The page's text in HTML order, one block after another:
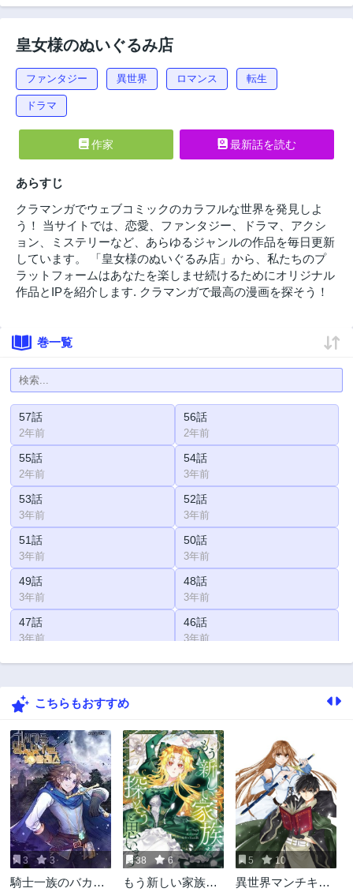
皇女様のぬいぐるみ店
ファンタジー 異世界 ロマンス 転生
ドラマ
作家 最新話を読む
あらすじ
クラマンガでウェブコミックのカラフルな世界を発見しよ
う！ 当サイトでは、恋愛、ファンタジー、ドラマ、アクシ
ョン、ミステリーなど、あらゆるジャンルの作品を毎日更新
しています。 「皇女様のぬいぐるみ店」から、私たちのプ
ラットフォームはあなたを楽しませ続けるためにオリジナル
作品とIPを紹介します. クラマンガで最高の漫画を探そう！
巻一覧
57話
2年前
56話
2年前
55話
2年前
54話
3年前
53話
3年前
52話
3年前
51話
3年前
50話
3年前
49話
3年前
48話
3年前
47話
3年前
46話
3年前
45話 44話
43話
41話
3年前
40話
3年前
39話
3年前
38話
3年前
37話
3年前
36話
3年前
35話
3年前
34話
3年前
こちらもおすすめ
3 3
騎士一族のバカ息
38 6
もう新しい家族を
5 10
異世界マンチキ